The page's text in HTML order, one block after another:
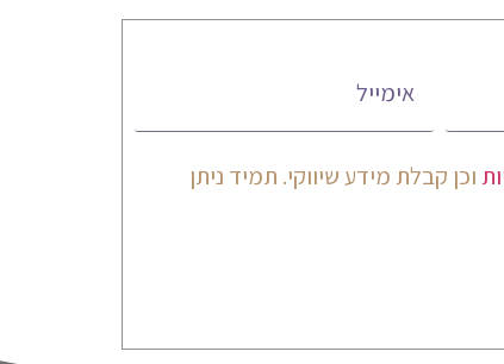
וכן קבלת מידע שיווקי. תמיד ניתן